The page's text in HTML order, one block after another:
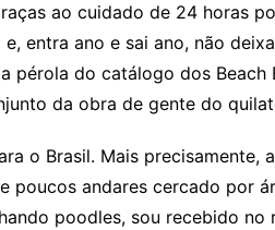
ao cuidado de 24 horas
entra ano e sai ano, não
pérola do catálogo dos Beach
da obra de gente do
o Brasil. Mais precisamente,
poucos andares cercado por
poodles, sou recebido